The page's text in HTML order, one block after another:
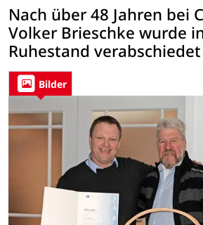
Nach über 48 Jahren bei
Volker Brieschke wurde
Ruhestand verabschiedet
Bilder